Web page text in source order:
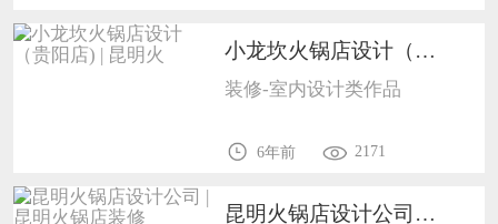
小龙坎火锅店设计（贵阳店) | 昆明火1702
装修-室内设计类作品
6年前 2171
昆明火锅店设计公司 |昆明火锅店装修1702